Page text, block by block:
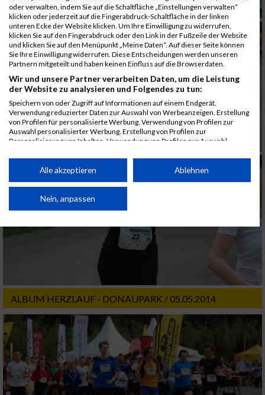
ALBUM HERZLAUF - DONAUPARK / 05.05.2014
oder verwalten, indem Sie auf die Schaltfläche „Einstellungen verwalten“
klicken oder jederzeit auf die Fingerabdruck-Schaltfläche in der linken
unteren Ecke der Website klicken. Um Ihre Einwilligung zu widerrufen,
klicken Sie auf den Fingerabdruck oder den Link in der Fußzeile der Website
und klicken Sie auf den Menüpunkt „Meine Daten“. Auf dieser Seite können
Sie Ihre Einwilligung widerrufen. Diese Entscheidungen werden unseren
Partnern mitgeteilt und haben keinen Einfluss auf die Browserdaten.
Wir und unsere Partner verarbeiten Daten, um die Leistung
der Website zu analysieren und Folgendes zu tun:
Speichern von oder Zugriff auf Informationen auf einem Endgerät.
Verwendung reduzierter Daten zur Auswahl von Werbeanzeigen. Erstellung
von Profilen für personalisierte Werbung. Verwendung von Profilen zur
Auswahl personalisierter Werbung. Erstellung von Profilen zur
Personalisierung von Inhalten. Verwendung von Profilen zur Auswahl
Performance von Inhalten. Analyse von Zielgruppen durch Statistiken oder
Kombinationen von Daten aus verschiedenen Quellen. Entwicklung und
von Inhalten.
Daten können außerhalb der Europäischen Union weitergegeben und in die
Website/App.
Partnerliste anzeigen (1 IAB-Anbieter)
Wir nutzen Ihre Daten für folgende Zwecke:
IAB-Verarbeitungszwecke:
Speichern von oder Zugriff auf Informationen
auf einem Endgerät
Verwendung reduzierter Daten zur Auswahl
von Werbeanzeigen
Erstellung von Profilen für personalisierte
Werbung
Alle akzeptieren Ablehnen
Nein, anpassen